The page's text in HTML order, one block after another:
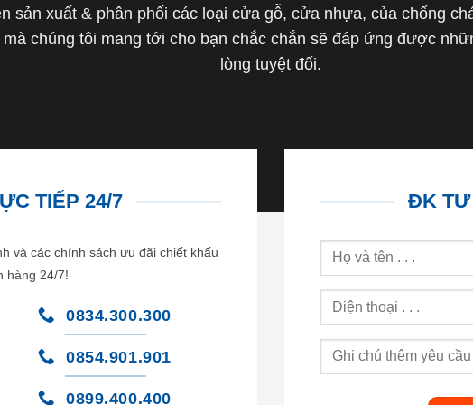
sản xuất & phân phối các loại cửa gỗ, cửa nhựa, của chống
chúng tôi mang tới cho bạn chắc chắn sẽ đáp ứng được
lòng tuyệt đối.
TIẾP 24/7
và các chính sách ưu đãi chiết khấu
hàng 24/7!
0834.300.300
0854.901.901
0899.400.400
ĐK TƯ